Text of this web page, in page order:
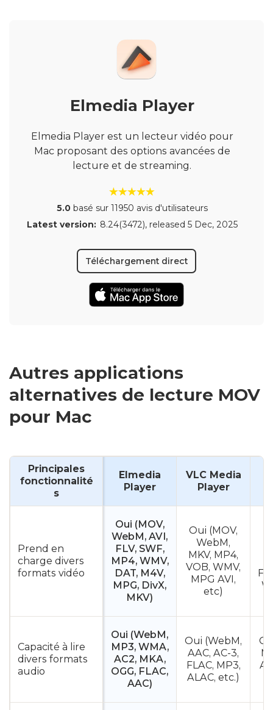
Elmedia Player
Elmedia Player est un lecteur vidéo pour
Mac proposant des options avancées de
lecture et de streaming.
5.0 basé sur 11950 avis d'utilisateurs
Latest version: 8.24(3472), released 5 Dec, 2025
Téléchargement direct
Autres applications
alternatives de lecture MOV
pour Mac
Principales
fonctionnalité
s
Elmedia
Player
VLC Media
Player
Prend en
charge divers
formats vidéo
Oui (MOV,
WebM, AVI,
FLV, SWF,
MP4, WMV,
DAT, M4V,
MPG, DivX,
MKV)
Oui (MOV,
WebM,
MKV, MP4,
VOB, WMV,
MPG AVI,
etc)
Capacité à lire
divers formats
audio
Oui (WebM,
MP3, WMA,
AC2, MKA,
OGG, FLAC,
AAC)
Oui (WebM,
AAC, AC-3,
FLAC, MP3,
ALAC, etc.)